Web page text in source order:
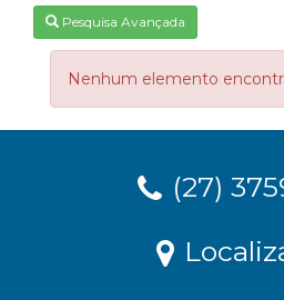
Pesquisa Avançada
Nenhum elemento
(27)